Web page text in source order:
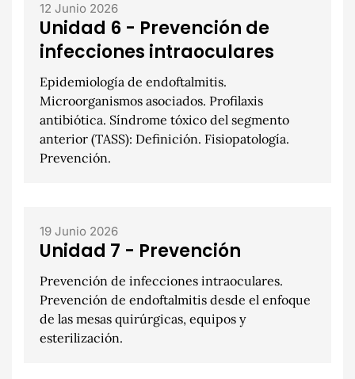
12 Junio 2026
Unidad 6 - Prevención de
infecciones intraoculares
Epidemiología de endoftalmitis.
Microorganismos asociados. Profilaxis
antibiótica. Síndrome tóxico del segmento
anterior (TASS): Definición. Fisiopatología.
Prevención.
19 Junio 2026
Unidad 7 - Prevención
Prevención de infecciones intraoculares.
Prevención de endoftalmitis desde el enfoque
de las mesas quirúrgicas, equipos y
esterilización.